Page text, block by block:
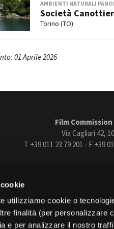
utilizziamo cookie o
finalità (per personalizzare
e per analizzare il nostro
AMBIENTI NATURALI
Società
Torino (TO)
01 Aprile 2026
Film
Via Cagliari 42,
T +39 011 23 79 201 - F +39
InstagramYoutubeVimeo